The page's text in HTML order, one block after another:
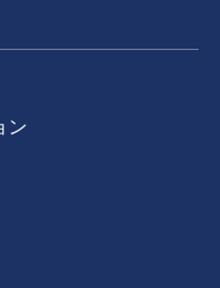
ン